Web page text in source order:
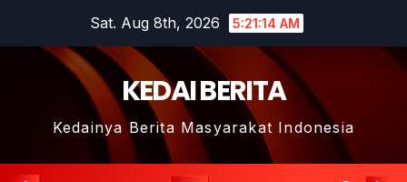
Sat. Aug 8th, 2026 5:21:15 AM
KEDAI BERITA
Kedainya Berita Masyarakat Indonesia